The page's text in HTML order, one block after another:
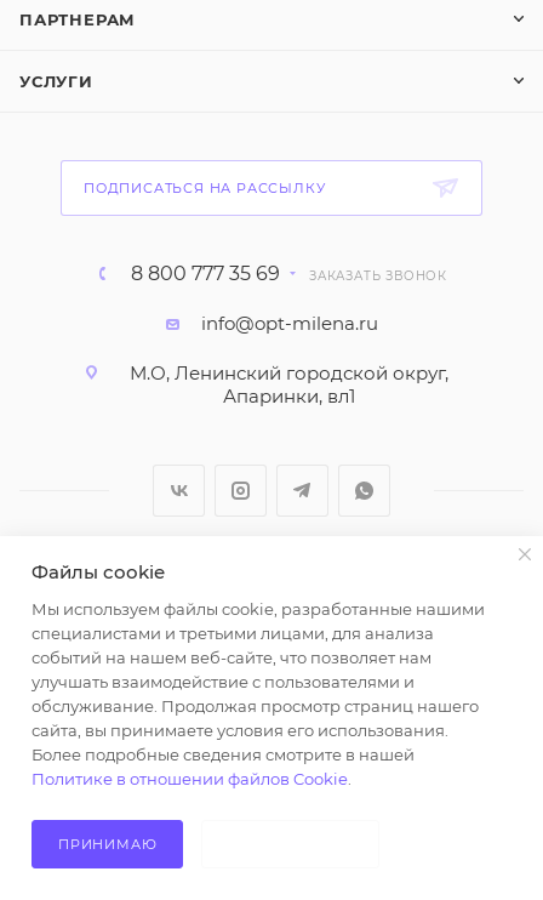
ПАРТНЕРАМ
УСЛУГИ
ПОДПИСАТЬСЯ НА РАССЫЛКУ
8 800 777 35 69 ЗАКАЗАТЬ ЗВОНОК
info@opt-milena.ru
М.О, Ленинский городской округ,
Апаринки, вл1
2026 © ООО "Вайт Текстиль групп"
Любая информация на сайте носит справочный
характер и не является публичной офертой
определяемой положениями пункта 2 статьи 437
Гражданского кодекса Российской Федерации.
Использование любых материалов, опубликованных
на https://opt-milena.ru, допустимо только при
наличии письменного разрешения редакции и
активной ссылки на https://opt-milena.ru
Файлы cookie
Мы используем файлы cookie, разработанные нашими
специалистами и третьими лицами, для анализа
событий на нашем веб-сайте, что позволяет нам
улучшать взаимодействие с пользователями и
обслуживание. Продолжая просмотр страниц нашего
сайта, вы принимаете условия его использования.
Более подробные сведения смотрите в нашей
Политике в отношении файлов Cookie
ПРИНИМАЮ